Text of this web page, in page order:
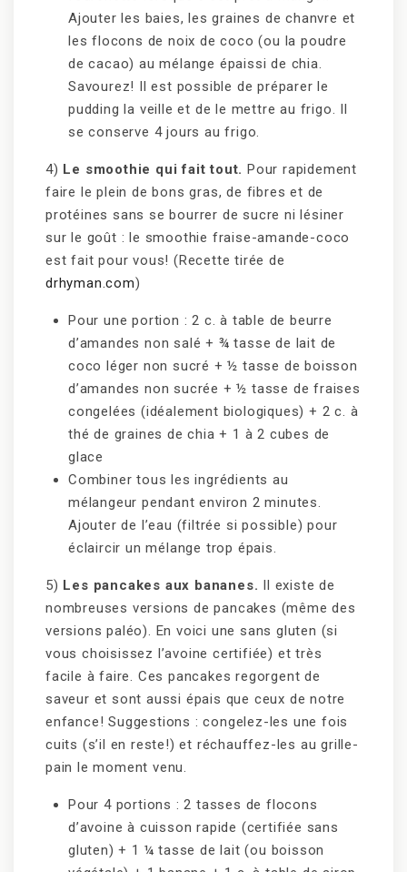
Ajouter les baies, les graines de chanvre et
les flocons de noix de coco (ou la poudre
de cacao) au mélange épaissi de chia.
Savourez! Il est possible de préparer le
pudding la veille et de le mettre au frigo. Il
se conserve 4 jours au frigo.
4) Le smoothie qui fait tout. Pour rapidement
faire le plein de bons gras, de fibres et de
protéines sans se bourrer de sucre ni lésiner
sur le goût : le smoothie fraise-amande-coco
est fait pour vous! (Recette tirée de
drhyman.com)
Pour une portion : 2 c. à table de beurre
d’amandes non salé + ¾ tasse de lait de
coco léger non sucré + ½ tasse de boisson
d’amandes non sucrée + ½ tasse de fraises
congelées (idéalement biologiques) + 2 c. à
thé de graines de chia + 1 à 2 cubes de
glace
Combiner tous les ingrédients au
mélangeur pendant environ 2 minutes.
Ajouter de l’eau (filtrée si possible) pour
éclaircir un mélange trop épais.
5) Les pancakes aux bananes. Il existe de
nombreuses versions de pancakes (même des
versions paléo). En voici une sans gluten (si
vous choisissez l’avoine certifiée) et très
facile à faire. Ces pancakes regorgent de
saveur et sont aussi épais que ceux de notre
enfance! Suggestions : congelez-les une fois
cuits (s’il en reste!) et réchauffez-les au grille-
pain le moment venu.
Pour 4 portions : 2 tasses de flocons
d’avoine à cuisson rapide (certifiée sans
gluten) + 1 ¼ tasse de lait (ou boisson